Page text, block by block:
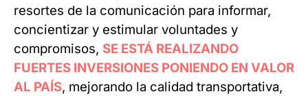
resortes de la comunicación para informar,
concientizar y estimular voluntades y
compromisos, SE ESTÁ REALIZANDO
FUERTES INVERSIONES PONIENDO EN VALOR
AL PAÍS, mejorando la calidad transportativa,